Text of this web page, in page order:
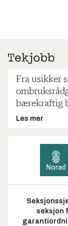
Fra usikker
bærekraftig
Les mer
seksjon